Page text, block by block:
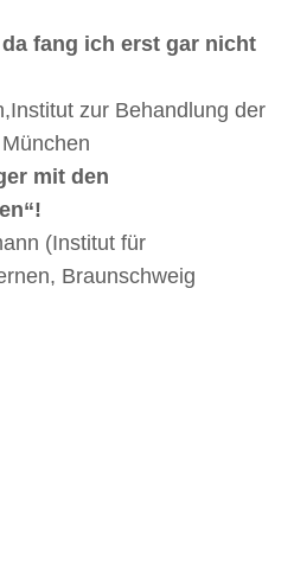
fang ich erst gar nicht
zur Behandlung der
mit den
(Institut für
Braunschweig